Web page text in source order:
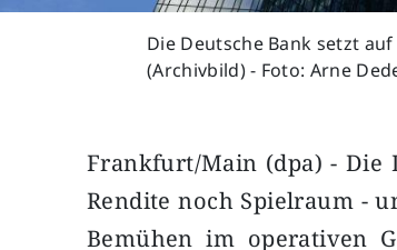
Die Deutsche Bank setzt
(Archivbild) - Foto: Arne
Frankfurt/Main (dpa) - Die
Rendite noch Spielraum -
Bemühen im operativen